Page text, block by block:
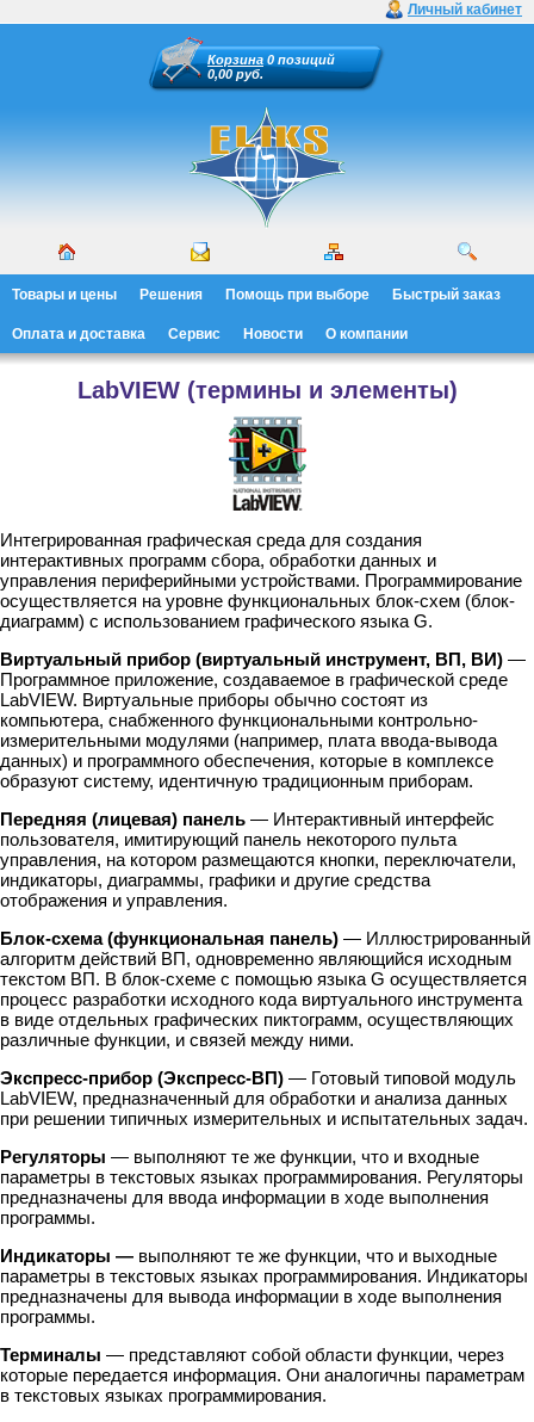
Личный кабинет
Корзина 0 позиций
0,00 руб.
Товары и цены Решения Помощь при выборе Быстрый заказ
Оплата и доставка Сервис Новости О компании
LabVIEW (термины и элементы)
Интегрированная графическая среда для создания
интерактивных программ сбора, обработки данных и
управления периферийными устройствами. Программирование
осуществляется на уровне функциональных блок-схем (блок-
диаграмм) с использованием графического языка G.
Виртуальный прибор (виртуальный инструмент, ВП, ВИ) —
Программное приложение, создаваемое в графической среде
LabVIEW. Виртуальные приборы обычно состоят из
компьютера, снабженного функциональными контрольно-
измерительными модулями (например, плата ввода-вывода
данных) и программного обеспечения, которые в комплексе
образуют систему, идентичную традиционным приборам.
Передняя (лицевая) панель — Интерактивный интерфейс
пользователя, имитирующий панель некоторого пульта
управления, на котором размещаются кнопки, переключатели,
индикаторы, диаграммы, графики и другие средства
отображения и управления.
Блок-схема (функциональная панель) — Иллюстрированный
алгоритм действий ВП, одновременно являющийся исходным
текстом ВП. В блок-схеме с помощью языка G осуществляется
процесс разработки исходного кода виртуального инструмента
в виде отдельных графических пиктограмм, осуществляющих
различные функции, и связей между ними.
Экспресс-прибор (Экспресс-ВП) — Готовый типовой модуль
LabVIEW, предназначенный для обработки и анализа данных
при решении типичных измерительных и испытательных задач.
Регуляторы — выполняют те же функции, что и входные
параметры в текстовых языках программирования. Регуляторы
предназначены для ввода информации в ходе выполнения
программы.
Индикаторы — выполняют те же функции, что и выходные
параметры в текстовых языках программирования. Индикаторы
предназначены для вывода информации в ходе выполнения
программы.
Терминалы — представляют собой области функции, через
которые передается информация. Они аналогичны параметрам
в текстовых языках программирования.